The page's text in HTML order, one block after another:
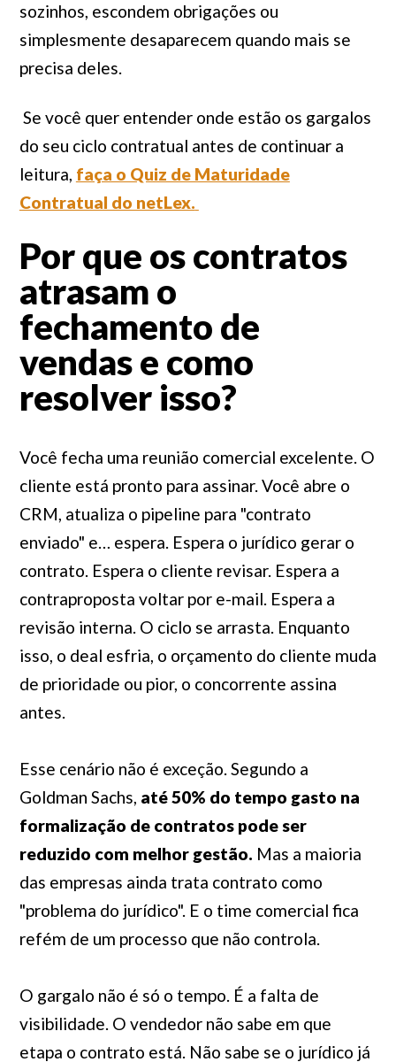
sozinhos, escondem obrigações ou
simplesmente desaparecem quando mais se
precisa deles.
Se você quer entender onde estão os gargalos
do seu ciclo contratual antes de continuar a
leitura, faça o Quiz de Maturidade
Contratual do netLex.
Por que os contratos
atrasam o
fechamento de
vendas e como
resolver isso?
Você fecha uma reunião comercial excelente. O
cliente está pronto para assinar. Você abre o
CRM, atualiza o pipeline para "contrato
enviado" e… espera. Espera o jurídico gerar o
contrato. Espera o cliente revisar. Espera a
contraproposta voltar por e-mail. Espera a
revisão interna. O ciclo se arrasta. Enquanto
isso, o deal esfria, o orçamento do cliente muda
de prioridade ou pior, o concorrente assina
antes.
Esse cenário não é exceção. Segundo a
Goldman Sachs, até 50% do tempo gasto na
formalização de contratos pode ser
reduzido com melhor gestão. Mas a maioria
das empresas ainda trata contrato como
"problema do jurídico". E o time comercial fica
refém de um processo que não controla.
O gargalo não é só o tempo. É a falta de
visibilidade. O vendedor não sabe em que
etapa o contrato está. Não sabe se o jurídico já